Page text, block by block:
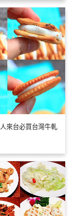
來台必買台灣牛軋